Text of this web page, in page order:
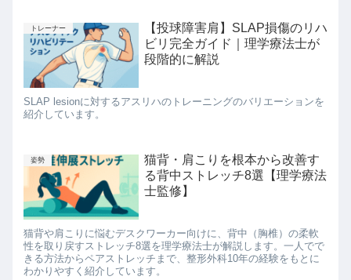
トレーナー
【投球障害肩】SLAP損傷のリハ
ビリ完全ガイド｜理学療法士が
段階的に解説
SLAP lesionに対するアスリハのトレーニングのバリエーションを
紹介しています。
姿勢
猫背・肩こりを根本から改善す
る背中ストレッチ8選【理学療法
士監修】
猫背や肩こりに悩むデスクワーカー向けに、背中（胸椎）の柔軟
性を取り戻すストレッチ8選を理学療法士が解説します。一人でで
きる方法からペアストレッチまで、整形外科10年の経験をもとに
わかりやすく紹介しています。